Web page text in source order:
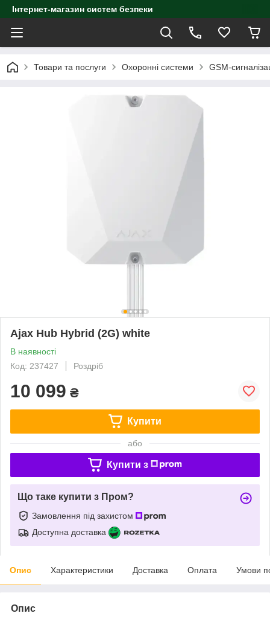
Інтернет-магазин систем безпеки
Товари та послуги Охоронні системи GSM-
Ajax Hub Hybrid (2G) white
В наявності
Код: 237427
Роздріб
10 099 ₴
Купити
або
Купити з
Що таке купити з Пром?
Замовлення під захистом
Доступна доставка
Опис Характеристики Доставка Оплата Умови
Опис